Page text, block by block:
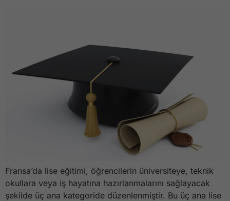
Fransa’da lise eğitimi, öğrencilerin üniversiteye, teknik
okullara veya iş hayatına hazırlanmalarını sağlayacak
şekilde üç ana kategoride düzenlenmiştir. Bu üç ana lise